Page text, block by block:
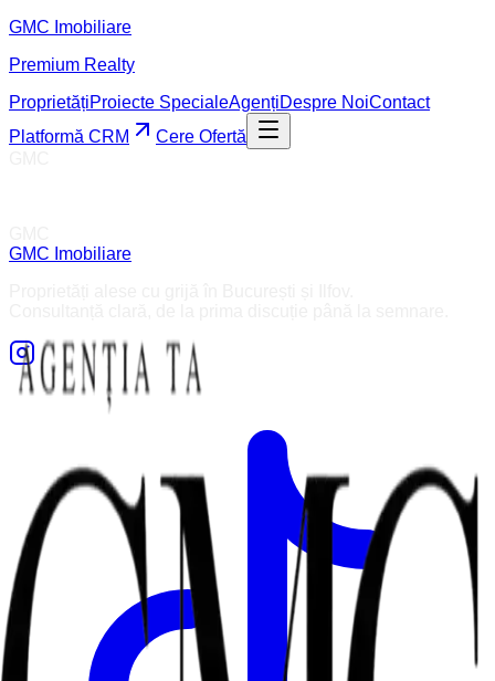
GMC Imobiliare
Premium Realty
ProprietățiProiecte SpecialeAgențiDespre NoiContact
Platformă CRM
Cere Ofertă
GMC Imobiliare